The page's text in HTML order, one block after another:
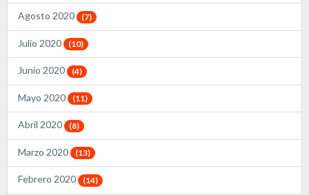
Agosto 2020 (7)
Julio 2020 (10)
Junio 2020 (4)
Mayo 2020 (11)
Abril 2020 (8)
Marzo 2020 (13)
Febrero 2020 (14)